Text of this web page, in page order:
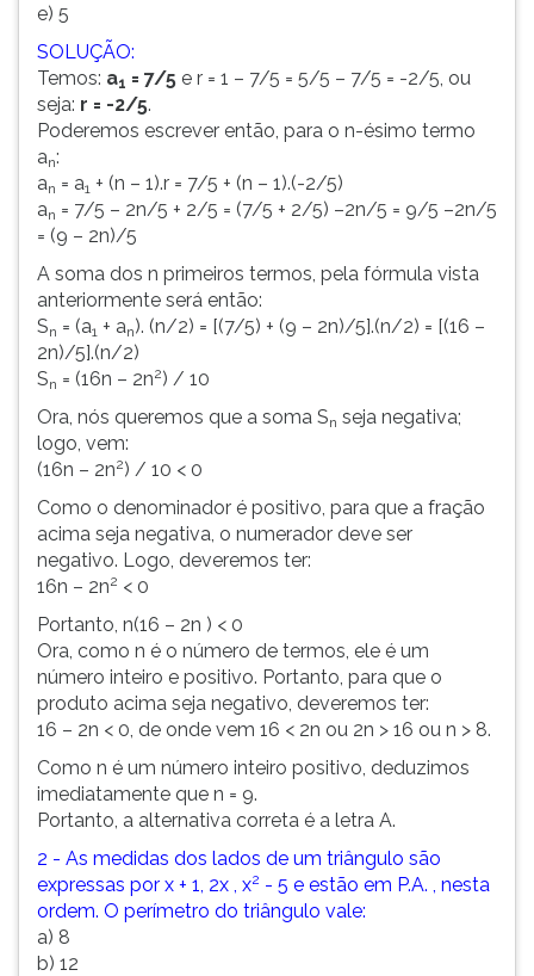
e) 5
SOLUÇÃO:
Temos: a1 = 7/5 e r = 1 – 7/5 = 5/5 – 7/5 = -2/5, ou
seja: r = -2/5.
Poderemos escrever então, para o n-ésimo termo
an:
an = a1 + (n – 1).r = 7/5 + (n – 1).(-2/5)
an = 7/5 – 2n/5 + 2/5 = (7/5 + 2/5) –2n/5 = 9/5 –2n/5
= (9 – 2n)/5
A soma dos n primeiros termos, pela fórmula vista
anteriormente será então:
Sn = (a1 + an). (n/2) = [(7/5) + (9 – 2n)/5].(n/2) = [(16 –
2n)/5].(n/2)
Sn = (16n – 2n2) / 10
Ora, nós queremos que a soma Sn seja negativa;
logo, vem:
(16n – 2n2) / 10 < 0
Como o denominador é positivo, para que a fração
acima seja negativa, o numerador deve ser
negativo. Logo, deveremos ter:
16n – 2n2 < 0
Portanto, n(16 – 2n ) < 0
Ora, como n é o número de termos, ele é um
número inteiro e positivo. Portanto, para que o
produto acima seja negativo, deveremos ter:
16 – 2n < 0, de onde vem 16 < 2n ou 2n > 16 ou n > 8.
Como n é um número inteiro positivo, deduzimos
imediatamente que n = 9.
Portanto, a alternativa correta é a letra A.
2 - As medidas dos lados de um triângulo são
expressas por x + 1, 2x , x2 - 5 e estão em P.A. , nesta
ordem. O perímetro do triângulo vale:
a) 8
b) 12